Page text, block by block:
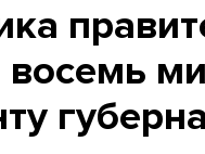
восемь